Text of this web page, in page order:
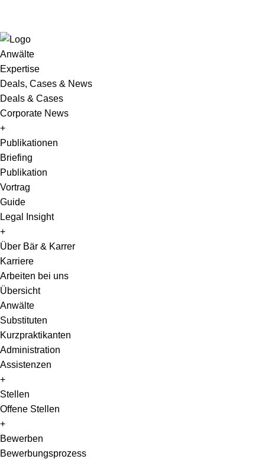
Anwälte
Expertise
Deals, Cases & News
Deals & Cases
Corporate News
+
Publikationen
Briefing
Publikation
Vortrag
Guide
Legal Insight
+
Über Bär & Karrer
Karriere
Arbeiten bei uns
Übersicht
Anwälte
Substituten
Kurzpraktikanten
Administration
Assistenzen
+
Stellen
Offene Stellen
+
Bewerben
Bewerbungsprozess